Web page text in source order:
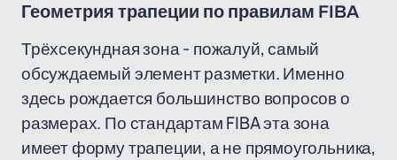
Геометрия трапеции по правилам FIBA
Трёхсекундная зона - пожалуй, самый
обсуждаемый элемент разметки. Именно
здесь рождается большинство вопросов о
размерах. По стандартам FIBA эта зона
имеет форму трапеции, а не прямоугольника,